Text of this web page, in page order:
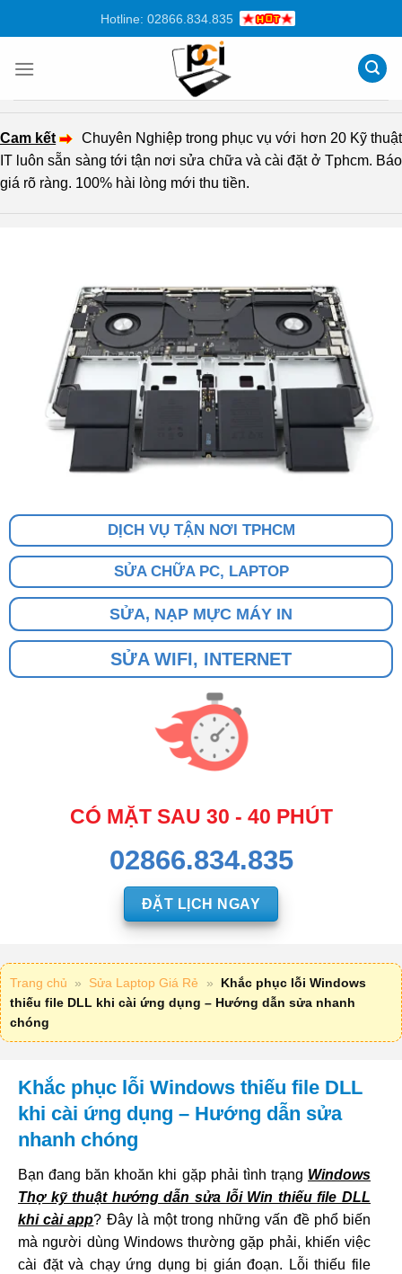
dung
Hotline: 02866.834.835
Cam kết
Chuyên Nghiệp trong phục vụ với hơn 20 Kỹ thuật
IT luôn sẵn sàng tới tận nơi sửa chữa và cài đặt ở Tphcm. Báo
giá rõ ràng. 100% hài lòng mới thu tiền.
DỊCH VỤ TẬN NƠI TPHCM
SỬA CHỮA PC, LAPTOP
SỬA, NẠP MỰC MÁY IN
SỬA WIFI, INTERNET
CÓ MẶT SAU 30 - 40 PHÚT
02866.834.835
ĐẶT LỊCH NGAY
Trang chủ » Sửa Laptop Giá Rẻ »
Khắc phục lỗi Windows
thiếu file DLL khi cài ứng dụng – Hướng dẫn sửa nhanh
chóng
Khắc phục lỗi Windows thiếu file DLL
khi cài ứng dụng – Hướng dẫn sửa
nhanh chóng
Bạn đang băn khoăn khi gặp phải tình trạng Windows
Thợ kỹ thuật hướng dẫn sửa lỗi Win thiếu file DLL
khi cài app? Đây là một trong những vấn đề phổ biến
mà người dùng Windows thường gặp phải, khiến việc
cài đặt và chạy ứng dụng bị gián đoạn. Lỗi thiếu file